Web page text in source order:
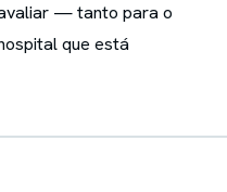
— tanto para o
que está